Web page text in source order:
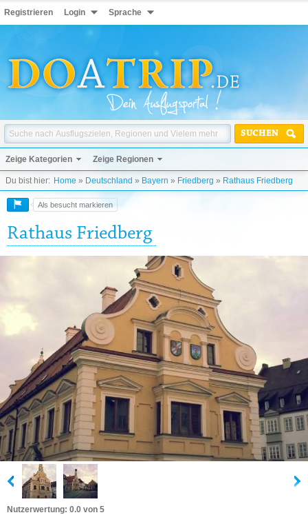
Registrieren Login Sprache
SUCHEN
Zeige Kategorien Zeige Regionen
Du bist hier: Home » Deutschland » Bayern » Friedberg » Rathaus Friedberg
Als besucht markieren
Rathaus Friedberg
Nutzerwertung: 0.0 von 5